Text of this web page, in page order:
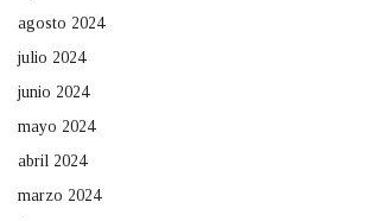
agosto 2024
julio 2024
junio 2024
mayo 2024
abril 2024
marzo 2024